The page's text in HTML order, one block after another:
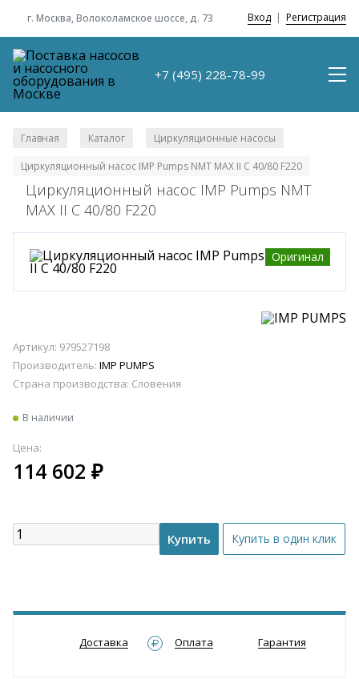
г. Москва, Волоколамское шоссе, д. 73 Вход | Регистрация
+7 (495) 228-78-99
Главная Каталог Циркуляционные насосы
Циркуляционный насос IMP Pumps NMT MAX II C 40/80 F220
Циркуляционный насос IMP Pumps NMT
MAX II C 40/80 F220
Оригинал
Артикул: 979527198
Производитель: IMP PUMPS
Страна производства: Словения
В наличии
Цена:
114 602 ₽
Доставка Оплата Гарантия